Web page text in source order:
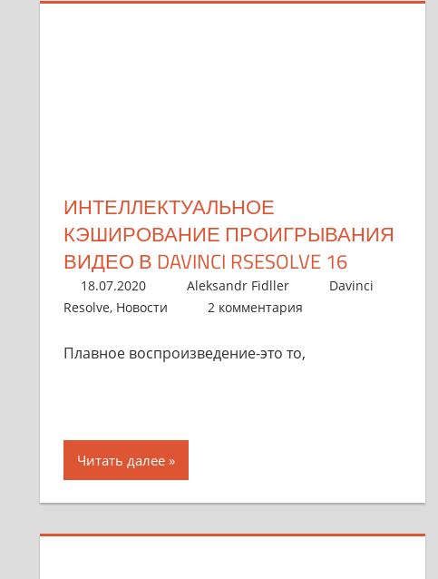
ИНТЕЛЛЕКТУАЛЬНОЕ
КЭШИРОВАНИЕ ПРОИГРЫВАНИЯ
ВИДЕО В DAVINCI RSESOLVE 16
18.07.2020 Aleksandr Fidller
Davinci
Resolve, Новости 2 комментария
Плавное воспроизведение-это то,
Читать далее